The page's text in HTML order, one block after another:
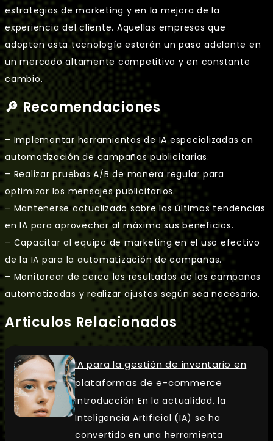
estrategias de marketing y en la mejora de la
experiencia del cliente. Aquellas empresas que
adopten esta tecnología estarán un paso adelante en
un mercado altamente competitivo y en constante
cambio.
🔎 Recomendaciones
– Implementar herramientas de IA especializadas en
automatización de campañas publicitarias.
– Realizar pruebas A/B de manera regular para
optimizar los mensajes publicitarios.
– Mantenerse actualizado sobre las últimas tendencias
en IA para aprovechar al máximo sus beneficios.
– Capacitar al equipo de marketing en el uso efectivo
de la IA para la automatización de campañas.
– Monitorear de cerca los resultados de las campañas
automatizadas y realizar ajustes según sea necesario.
Articulos Relacionados
IA para la gestión de inventario en
plataformas de e-commerce
Introducción En la actualidad, la
Inteligencia Artificial (IA) se ha
convertido en una herramienta